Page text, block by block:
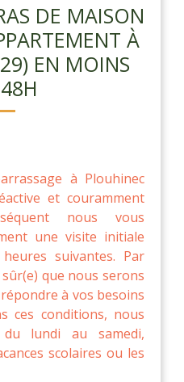
DE MAISON
À
EN MOINS
à Plouhinec
et couramment
nous vous
une visite initiale
suivantes. Par
que nous serons
à vos besoins
ces conditions, nous
du lundi au samedi,
scolaires ou les